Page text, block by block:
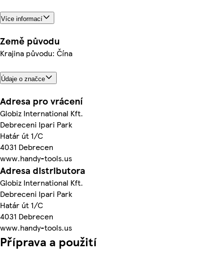
Více informací
Země původu
Krajina původu: Čína
Údaje o značce
Adresa pro vrácení
Globiz International Kft.
Debreceni Ipari Park
Határ út 1/C
4031 Debrecen
www.handy-tools.us
Adresa distributora
Globiz International Kft.
Debreceni Ipari Park
Határ út 1/C
4031 Debrecen
www.handy-tools.us
Příprava a použití